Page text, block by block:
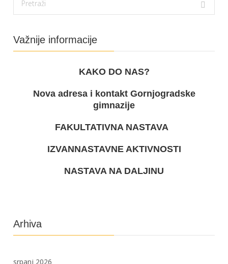
Važnije informacije
KAKO DO NAS?
Nova adresa i kontakt Gornjogradske
gimnazije
FAKULTATIVNA NASTAVA
IZVANNASTAVNE AKTIVNOSTI
NASTAVA NA DALJINU
Arhiva
srpanj 2026